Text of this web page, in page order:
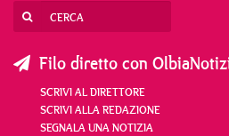
Filo diretto con
SCRIVI AL DIRETTORE
SCRIVI ALLA REDAZIONE
SEGNALA UNA NOTIZIA